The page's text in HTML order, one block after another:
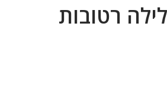
רטובות